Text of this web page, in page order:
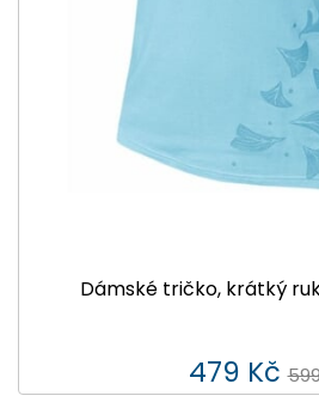
Dámské tričko, krátký
479 Kč